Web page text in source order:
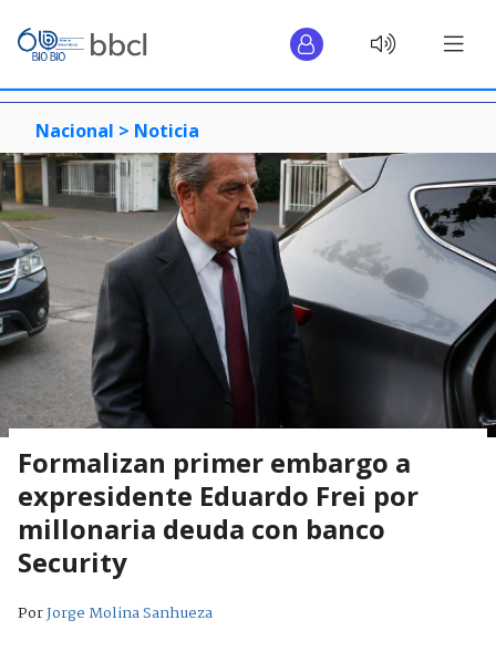
Nacional > Noticia
Formalizan primer embargo a
expresidente Eduardo Frei por
millonaria deuda con banco
Security
PorJorge Molina Sanhueza